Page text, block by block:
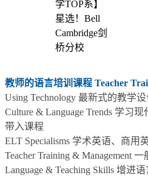
教师的语言培训课程 Teacher
Using Technology 最新式的教学设
Culture & Language Trends 学习
带入课程
ELT Specialisms 学术英语、商用
Teacher Training & Management
Language & Teaching Skills 增进